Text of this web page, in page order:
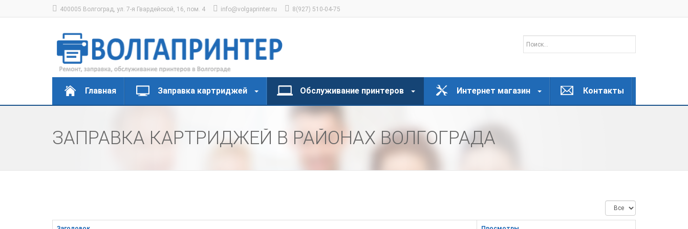
400005 Волгоград, ул. 7-я Гвардейской, 16, пом. 4 info@volgaprinter.ru 8(927) 510-04-75
Главная Заправка картриджей Обслуживание принтеров Интернет магазин Контакты
ЗАПРАВКА КАРТРИДЖЕЙ В РАЙОНАХ ВОЛГОГРАДА
Кол-
во
строк: